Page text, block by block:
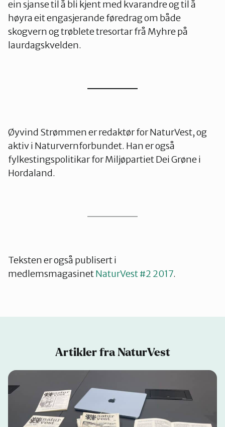
ein sjanse til å bli kjent med kvarandre og til å
høyra eit engasjerande føredrag om både
skogvern og trøblete tresortar frå Myhre på
laurdagskvelden.
Øyvind Strømmen er redaktør for NaturVest, og
aktiv i Naturvernforbundet. Han er også
fylkestingspolitikar for Miljøpartiet Dei Grøne i
Hordaland.
Teksten er også publisert i
medlemsmagasinetNaturVest #2 2017.
Artikler fra NaturVest